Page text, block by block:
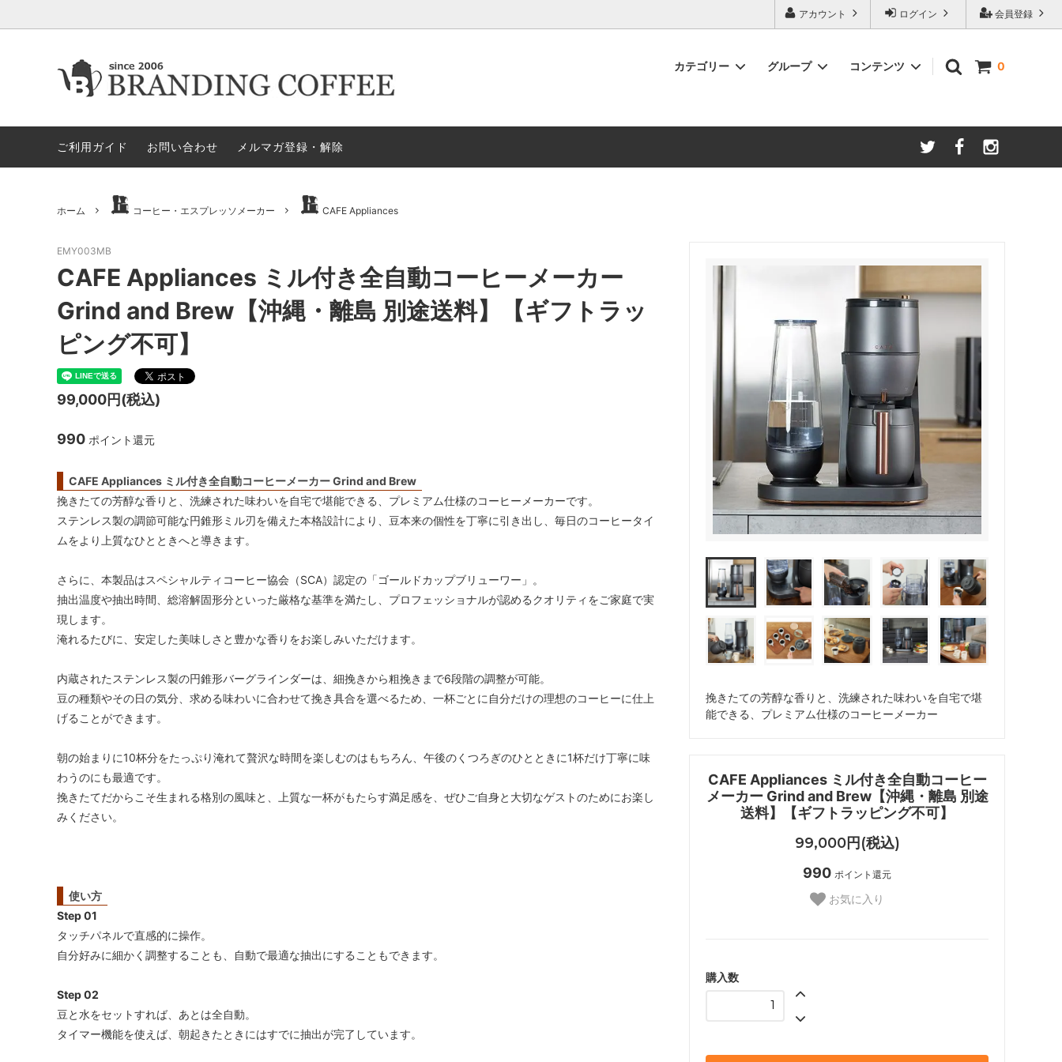
会員登録
ログイン
アカウント
0
カテゴリー
ロースター 生豆 手動ミル
電動ミル ペーパーフィルター ドリップケトル・ポット アイスコーヒー
モカ＝マキネッタ 保存
ドリッパー＆サーバー（その他）
ペーパーホルダー
ドリッパー＆サーバー（Kalita カリ
タ）
エスプレッソ
ドリッパー＆サーバー（HARIO ハ
リオ）
一体型抽出器
フレンチプレス ペーパーレスドリッパー
アウトドア ウォーマー
スケール・サーモメーター・温度計 コーヒー・エスプレッソメーカー ドリッパー＆サーバー（キントー）
抹茶アイテム
グループ
セット商品 ハリオ新商品 HARIO/ハリオ Kalita/カリタ
GLOCAL STANDARD PRODUCTS GSPNEW
コンテンツ
ご利用ガイド お問い合わせ メルマガ登録・解除
ホーム コーヒー・エスプレッソメーカー CAFE Appliances
挽きたての芳醇な香りと、洗練された味わいを自宅で堪
能できる、プレミアム仕様のコーヒーメーカー
CAFE Appliances ミル付き全自動コーヒー
メーカー Grind and Brew【沖縄・離島 別途
送料】【ギフトラッピング不可】
99,000円(税込)
990 ポイント還元
お気に入り
購入数
EMY003MB
CAFE Appliances ミル付き全自動コーヒーメーカー
Grind and Brew【沖縄・離島 別途送料】【ギフトラッ
ピング不可】
99,000円(税込)
990 ポイント還元
CAFE Appliances ミル付き全自動コーヒーメーカー Grind and Brew
挽きたての芳醇な香りと、洗練された味わいを自宅で堪能できる、プレミアム仕様のコーヒーメーカーです。
ステンレス製の調節可能な円錐形ミル刃を備えた本格設計により、豆本来の個性を丁寧に引き出し、毎日のコーヒータイ
ムをより上質なひとときへと導きます。
さらに、本製品はスペシャルティコーヒー協会（SCA）認定の「ゴールドカップブリューワー」。
抽出温度や抽出時間、総溶解固形分といった厳格な基準を満たし、プロフェッショナルが認めるクオリティをご家庭で実
現します。
淹れるたびに、安定した美味しさと豊かな香りをお楽しみいただけます。
内蔵されたステンレス製の円錐形バーグラインダーは、細挽きから粗挽きまで6段階の調整が可能。
豆の種類やその日の気分、求める味わいに合わせて挽き具合を選べるため、一杯ごとに自分だけの理想のコーヒーに仕上
げることができます。
朝の始まりに10杯分をたっぷり淹れて贅沢な時間を楽しむのはもちろん、午後のくつろぎのひとときに1杯だけ丁寧に味
わうのにも最適です。
挽きたてだからこそ生まれる格別の風味と、上質な一杯がもたらす満足感を、ぜひご自身と大切なゲストのためにお楽し
みください。
使い方
Step 01
タッチパネルで直感的に操作。
自分好みに細かく調整することも、自動で最適な抽出にすることもできます。
Step 02
豆と水をセットすれば、あとは全自動。
タイマー機能を使えば、朝起きたときにはすでに抽出が完了しています。